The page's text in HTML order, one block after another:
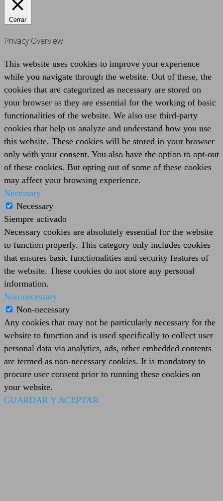
Cerrar
Privacy Overview
This website uses cookies to improve your experience
while you navigate through the website. Out of these, the
cookies that are categorized as necessary are stored on
your browser as they are essential for the working of basic
functionalities of the website. We also use third-party
cookies that help us analyze and understand how you use
this website. These cookies will be stored in your browser
only with your consent. You also have the option to opt-out
of these cookies. But opting out of some of these cookies
may affect your browsing experience.
Necessary
Necessary
Siempre activado
Necessary cookies are absolutely essential for the website
to function properly. This category only includes cookies
that ensures basic functionalities and security features of
the website. These cookies do not store any personal
information.
Non-necessary
Non-necessary
Any cookies that may not be particularly necessary for the
website to function and is used specifically to collect user
personal data via analytics, ads, other embedded contents
are termed as non-necessary cookies. It is mandatory to
procure user consent prior to running these cookies on
your website.
GUARDAR Y ACEPTAR